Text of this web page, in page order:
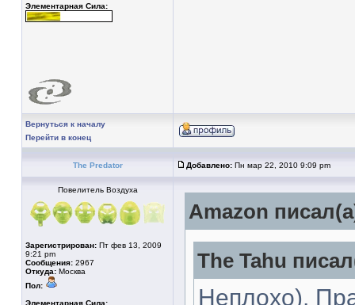
Элементарная Сила:
Вернуться к началу
Перейти в конец
The Predator Добавлено: Пн мар 22, 2010 9:09 pm
Повелитель Воздуха
Зарегистрирован: Пт фев 13, 2009
9:21 pm
Сообщения: 2967
Откуда: Москва
Пол:
Элементарная Сила:
Amazon
The Tahu
Неплохо).